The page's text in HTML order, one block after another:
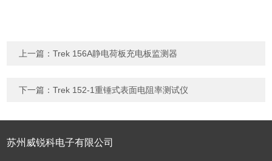
上一篇：Trek 156A静电荷板充电板监测器
下一篇：Trek 152-1重锤式表面电阻率测试仪
苏州威锐科电子有限公司